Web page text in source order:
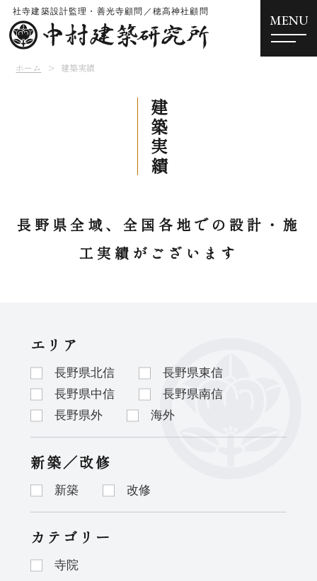
MENU
ホーム 建築実績
建築実績
長野県全域、全国各地での設計・施
工実績がございます
エリア
長野県北信
長野県東信
長野県中信
長野県南信
長野県外
海外
新築／改修
新築 改修
カテゴリー
寺院